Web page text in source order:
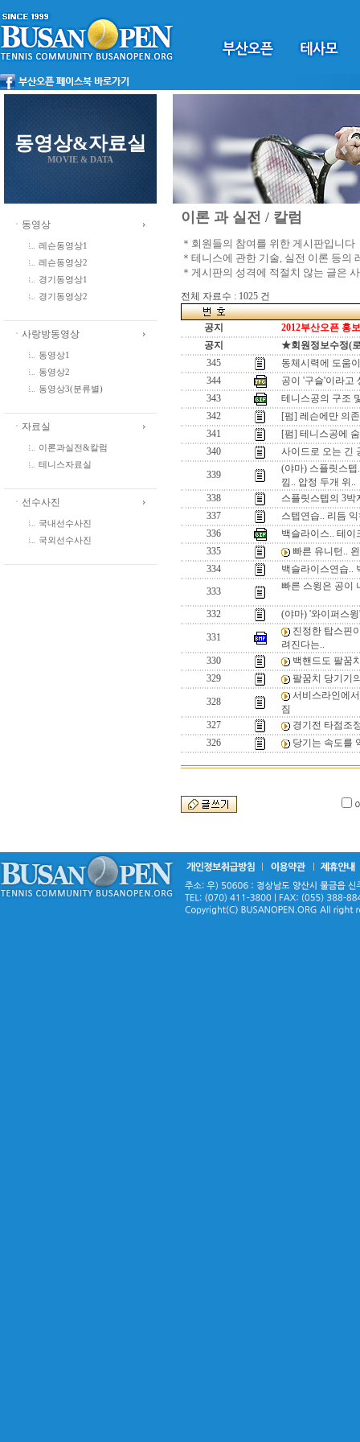
동영상&자료실
MOVIE & DATA
ㆍ동영상
레슨동영상1
레슨동영상2
경기동영상1
경기동영상2
ㆍ사랑방동영상
동영상1
동영상2
동영상3(분류별)
ㆍ자료실
이론과실전&칼럼
테니스자료실
ㆍ선수사진
국내선수사진
국외선수사진
이론 과 실전 / 칼럼
＊회원들의 참여를 위한 게시판입니다
＊테니스에 관한 기술, 실전 이론 등의
＊게시판의 성격에 적절치 않는 글은
전체 자료수 : 1025 건
공지
2012부산오픈 홍
공지
★회원정보수정(
345
동체시력에 도움
344
공이 '구슬'이라고
343
테니스공의 구조
342
[펌] 레슨에만 의
341
[펌] 테니스공에
340
사이드로 오는 긴
339
(야마) 스플릿스
낌.. 압정 두개 위..
338
스플릿스텝의 3박
337
스텝연습.. 리듬
336
백슬라이스.. 테이
335
빠른 유니턴..
334
백슬라이스연습..
333
빠른 스윙은 공이
332 (야마) '와이퍼스
331
진정한 탑스핀
려진다는..
330
백핸드도 팔꿈
329
팔꿈치 당기기
328
서비스라인에
짐
327
경기전 타점조
326
당기는 속도를